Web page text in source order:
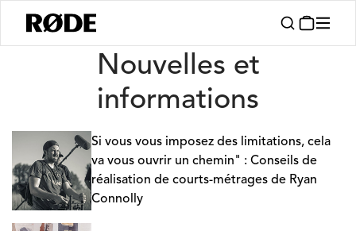
Nouvelles
Nouvelles et
informations
Si vous vous imposez des limitations, cela
va vous ouvrir un chemin" : Conseils de
réalisation de courts-métrages de Ryan
Connolly